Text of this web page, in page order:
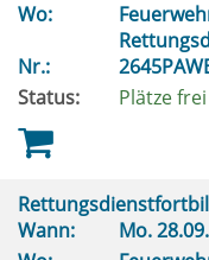
Wo:
Nr.:
Status:
Plätze frei
Wann:
Mo.